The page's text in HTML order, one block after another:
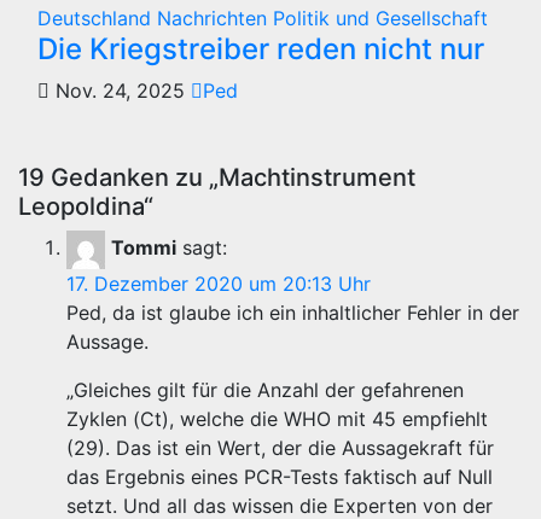
Deutschland Nachrichten Politik und Gesellschaft
Die Kriegstreiber reden nicht nur
Nov. 24, 2025 Ped
19 Gedanken zu „Machtinstrument
Leopoldina“
Tommi sagt:
17. Dezember 2020 um 20:13 Uhr
Ped, da ist glaube ich ein inhaltlicher Fehler in der
Aussage.
„Gleiches gilt für die Anzahl der gefahrenen
Zyklen (Ct), welche die WHO mit 45 empfiehlt
(29). Das ist ein Wert, der die Aussagekraft für
das Ergebnis eines PCR-Tests faktisch auf Null
setzt. Und all das wissen die Experten von der